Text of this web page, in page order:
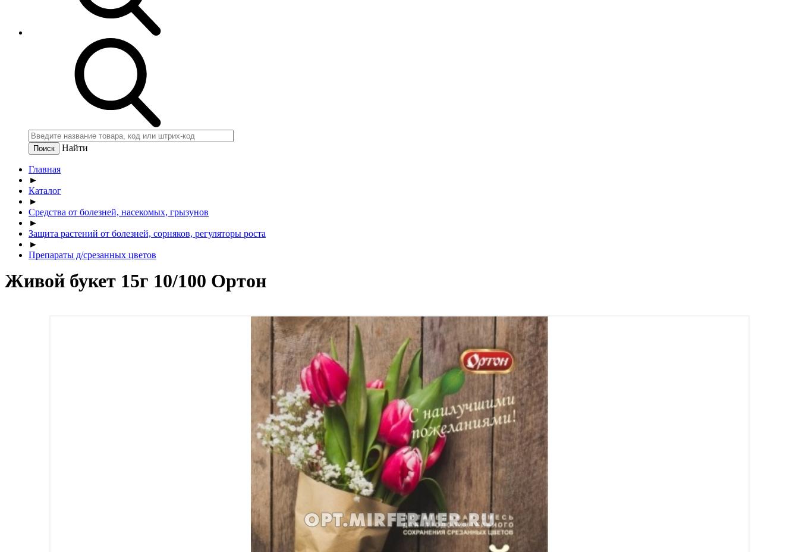
Найти
Главная
►
Каталог
►
Средства от болезней, насекомых, грызунов
►
Защита растений от болезней, сорняков, регуляторы роста
►
Препараты д/срезанных цветов
Живой букет 15г 10/100 Ортон